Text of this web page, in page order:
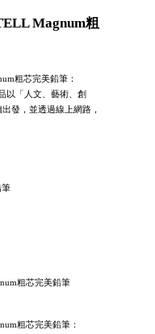
Magnum粗
粗芯完美鉛筆：
以「人文、藝術、創
發，並透過線上網路，
筆
粗芯完美鉛筆
粗芯完美鉛筆：